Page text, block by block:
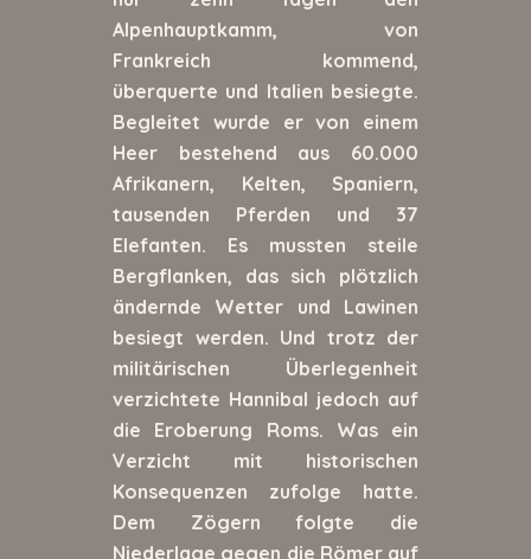
Alpenhauptkamm, von
Frankreich kommend,
überquerte und Italien besiegte.
Begleitet wurde er von einem
Heer bestehend aus 60.000
Afrikanern, Kelten, Spaniern,
tausenden Pferden und 37
Elefanten. Es mussten steile
Bergflanken, das sich plötzlich
ändernde Wetter und Lawinen
besiegt werden. Und trotz der
militärischen Überlegenheit
verzichtete Hannibal jedoch auf
die Eroberung Roms. Was ein
Verzicht mit historischen
Konsequenzen zufolge hatte.
Dem Zögern folgte die
Niederlage gegen die Römer auf